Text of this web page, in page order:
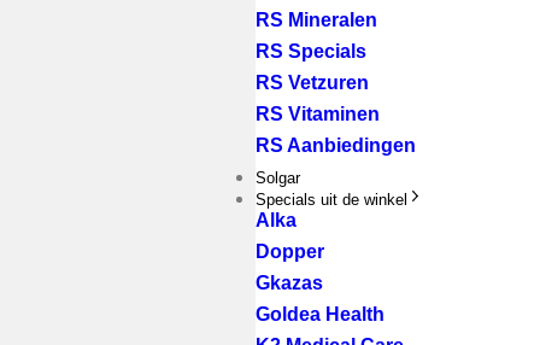
RS Mineralen
RS Specials
RS Vetzuren
RS Vitaminen
RS Aanbiedingen
Solgar
Specials uit de winkel
Alka
Dopper
Gkazas
Goldea Health